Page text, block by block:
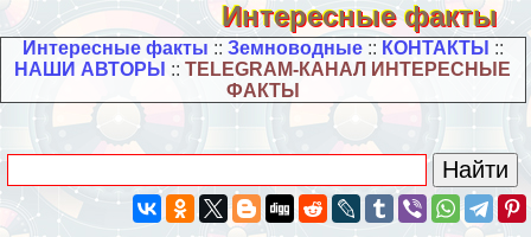
Интересные факты
Интересные факты :: Земноводные:: КОНТАКТЫ ::
НАШИ АВТОРЫ ::TELEGRAM-КАНАЛ ИНТЕРЕСНЫЕ
ФАКТЫ